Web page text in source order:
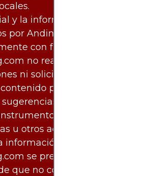
y la información
por AndinoTrading.com se
con fines informativos.
no realiza
ni solicita acciones
proporcionado, ni
para invertir o
financieros,
u otros activos.
información disponibles en
se presentan con la
que no constituyen